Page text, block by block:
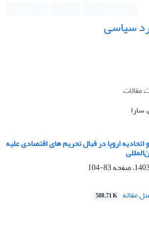
سیاسی
سارا
اروپا در قبال تحریم های اقتصادی علیه
83-104
مقاله 588.71 K